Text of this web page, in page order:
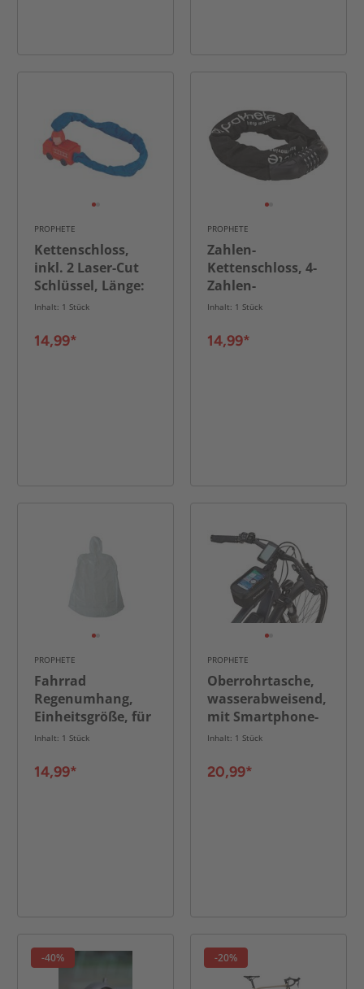
PROPHETE
Kettenschloss,
inkl. 2 Laser-Cut
Schlüssel, Länge:
65 cm, Farbe: blau
Inhalt: 1 Stück
14,99*
PROPHETE
Zahlen-
Kettenschloss, 4-
Zahlen-
Kombination, frei
90 cm
Inhalt: 1 Stück
14,99*
PROPHETE
Fahrrad
Regenumhang,
Einheitsgröße, für
Erwachsene,
Inhalt: 1 Stück
14,99*
PROPHETE
Oberrohrtasche,
wasserabweisend,
mit Smartphone-
Fach, Volumen: 1
Inhalt: 1 Stück
20,99*
-40% -20%